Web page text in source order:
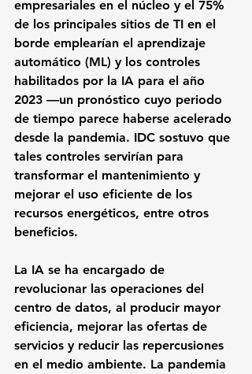
empresariales en el núcleo y el 75%
de los principales sitios de TI en el
borde emplearían el aprendizaje
automático (ML) y los controles
habilitados por la IA para el año
2023 —un pronóstico cuyo periodo
de tiempo parece haberse acelerado
desde la pandemia. IDC sostuvo que
tales controles servirían para
transformar el mantenimiento y
mejorar el uso eficiente de los
recursos energéticos, entre otros
beneficios.
La IA se ha encargado de
revolucionar las operaciones del
centro de datos, al producir mayor
eficiencia, mejorar las ofertas de
servicios y reducir las repercusiones
en el medio ambiente. La pandemia